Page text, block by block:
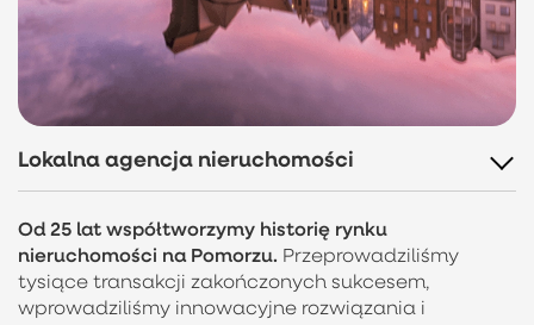
Lokalna agencja nieruchomości
Od 25 lat współtworzymy historię rynku
nieruchomości na Pomorzu. Przeprowadziliśmy
tysiące transakcji zakończonych sukcesem,
wprowadziliśmy innowacyjne rozwiązania i